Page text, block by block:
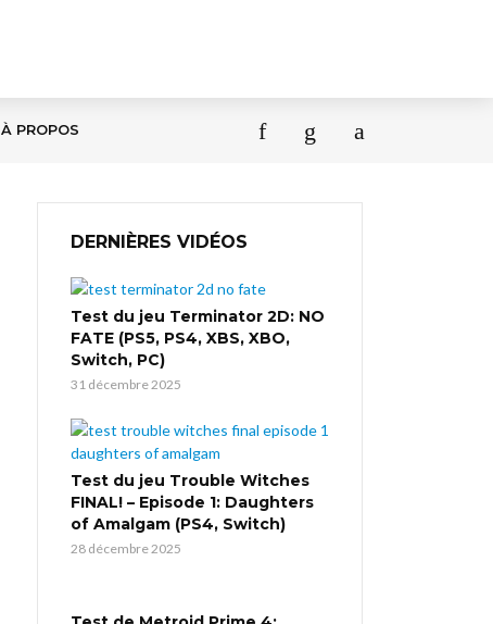
À PROPOS
DERNIÈRES VIDÉOS
Test du jeu Terminator 2D: NO
FATE (PS5, PS4, XBS, XBO,
Switch, PC)
31 décembre 2025
Test du jeu Trouble Witches
FINAL! – Episode 1: Daughters
of Amalgam (PS4, Switch)
28 décembre 2025